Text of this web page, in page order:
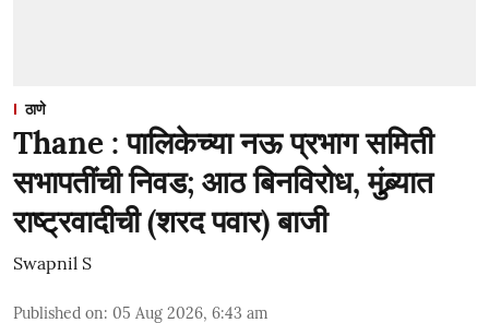
ठाणे
Thane : पालिकेच्या नऊ प्रभाग समिती
सभापतींची निवड; आठ बिनविरोध, मुंब्र्यात
राष्ट्रवादीची (शरद पवार) बाजी
Swapnil S
Published on: 05 Aug 2026, 6:43 am